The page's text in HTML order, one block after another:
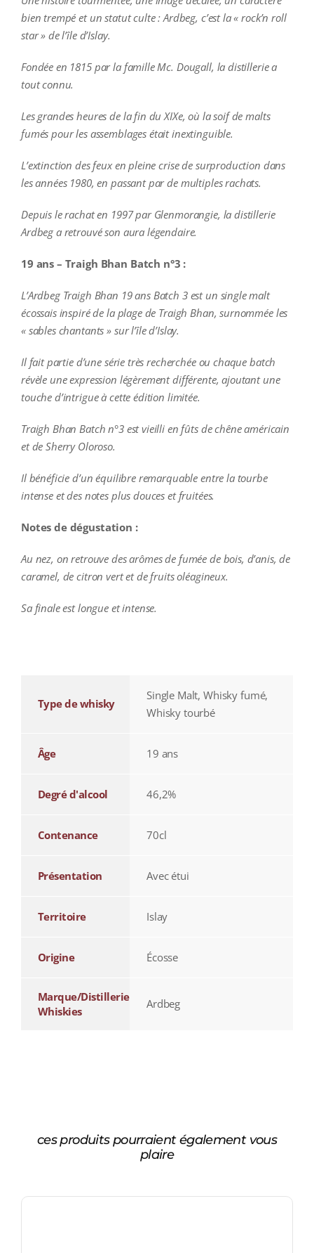
bien trempé et un statut culte : Ardbeg, c’est la « rock’n roll
star » de l’île d’Islay.
Fondée en 1815 par la famille Mc. Dougall, la distillerie a
tout connu.
Les grandes heures de la fin du XIXe, où la soif de malts
fumés pour les assemblages était inextinguible.
L’extinction des feux en pleine crise de surproduction dans
les années 1980, en passant par de multiples rachats.
Depuis le rachat en 1997 par Glenmorangie, la distillerie
Ardbeg a retrouvé son aura légendaire.
19 ans – Traigh Bhan Batch n°3 :
L’Ardbeg Traigh Bhan 19 ans Batch 3 est un single malt
écossais inspiré de la plage de Traigh Bhan, surnommée les
« sables chantants » sur l’île d’Islay.
Il fait partie d’une série très recherchée ou chaque batch
révèle une expression légèrement différente, ajoutant une
touche d’intrigue à cette édition limitée.
Traigh Bhan Batch n°3 est vieilli en fûts de chêne américain
et de Sherry Oloroso.
Il bénéficie d’un équilibre remarquable entre la tourbe
intense et des notes plus douces et fruitées.
Notes de dégustation :
Au nez, on retrouve des arômes de fumée de bois, d’anis, de
caramel, de citron vert et de fruits oléagineux.
Sa finale est longue et intense.
Type de whisky
Single Malt, Whisky fumé,
Whisky tourbé
Âge 19 ans
Degré d'alcool 46,2%
Contenance 70cl
Présentation Avec étui
Territoire Islay
Origine Écosse
Marque/Distillerie
Whiskies
Ardbeg
ces produits pourraient également vous
plaire